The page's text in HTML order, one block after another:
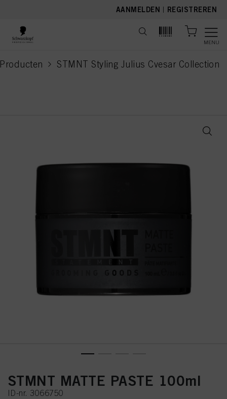
AANMELDEN | REGISTREREN
MENU
Producten STMNT Styling Julius Cvesar Collection
current page
STMNT MATTE PASTE 100ml
ID-nr. 3066750